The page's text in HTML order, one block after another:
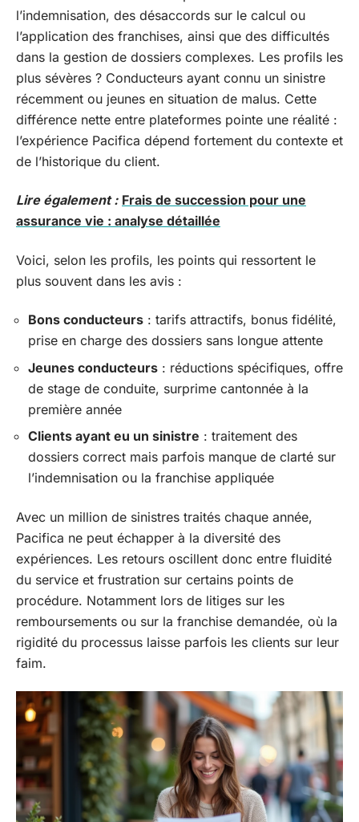
l’indemnisation, des désaccords sur le calcul ou
l’application des franchises, ainsi que des difficultés
dans la gestion de dossiers complexes. Les profils les
plus sévères ? Conducteurs ayant connu un sinistre
récemment ou jeunes en situation de malus. Cette
différence nette entre plateformes pointe une réalité :
l’expérience Pacifica dépend fortement du contexte et
de l’historique du client.
Lire également : Frais de succession pour une
assurance vie : analyse détaillée
Voici, selon les profils, les points qui ressortent le
plus souvent dans les avis :
Bons conducteurs : tarifs attractifs, bonus fidélité,
prise en charge des dossiers sans longue attente
Jeunes conducteurs : réductions spécifiques, offre
de stage de conduite, surprime cantonnée à la
première année
Clients ayant eu un sinistre : traitement des
dossiers correct mais parfois manque de clarté sur
l’indemnisation ou la franchise appliquée
Avec un million de sinistres traités chaque année,
Pacifica ne peut échapper à la diversité des
expériences. Les retours oscillent donc entre fluidité
du service et frustration sur certains points de
procédure. Notamment lors de litiges sur les
remboursements ou sur la franchise demandée, où la
rigidité du processus laisse parfois les clients sur leur
faim.